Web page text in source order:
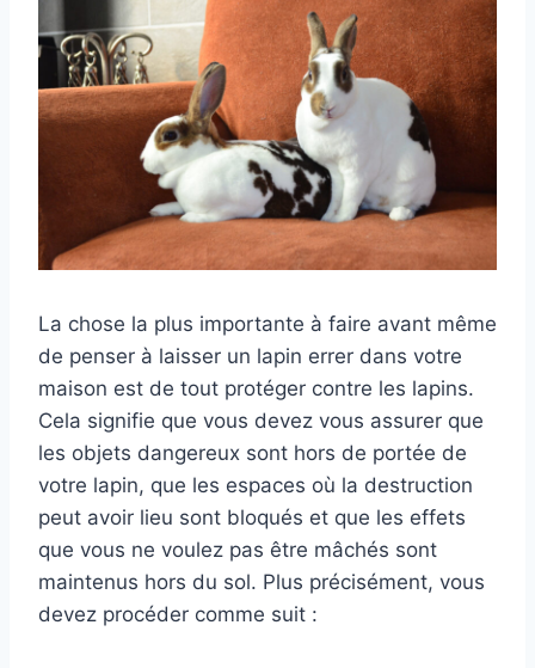
La chose la plus importante à faire avant même
de penser à laisser un lapin errer dans votre
maison est de tout protéger contre les lapins.
Cela signifie que vous devez vous assurer que
les objets dangereux sont hors de portée de
votre lapin, que les espaces où la destruction
peut avoir lieu sont bloqués et que les effets
que vous ne voulez pas être mâchés sont
maintenus hors du sol. Plus précisément, vous
devez procéder comme suit :